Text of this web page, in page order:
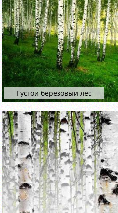
Густой березовый лес